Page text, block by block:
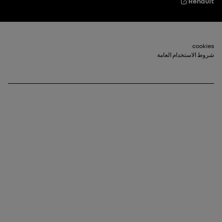
Footer_2
cookies
شروط الاستخدام العامة